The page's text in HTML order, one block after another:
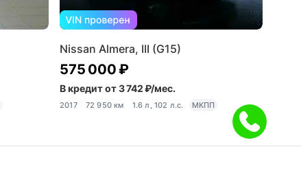
Nissan Almera, III (G15)
575 000 ₽
В кредит от 3 742 ₽/мес.
2017 72 950 км 1.6 л, 102 л.с. МКПП